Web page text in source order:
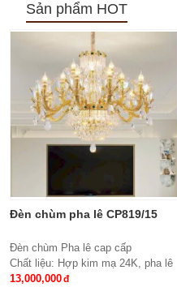
Sản phẩm HOT
Đèn chùm pha lê CP819/15
Đèn chùm Pha lê cap cấp
Chất liệu: Hợp kim mạ 24K, pha lê
K9 cao cấp
13,000,000